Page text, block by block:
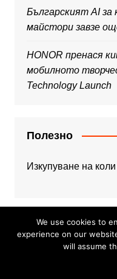
Българският AI за
майстори завзе
HONOR пренася
мобилното
Technology Launch
Полезно
Изкупуване на коли
Copyright © 2026 Web
We use cookies to
experience on our
will assume